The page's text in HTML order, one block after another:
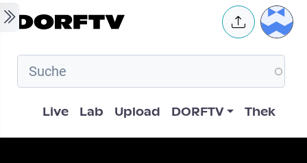
Skip to main content User
Hauptnavigation
Live Lab Upload DORFTV Thek